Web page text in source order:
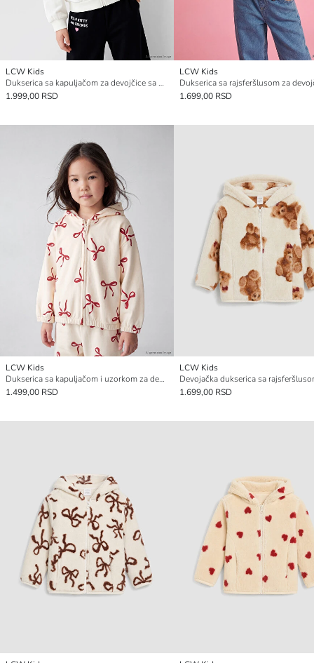
LCW Kids
Dukserica sa kapuljačom za devojčice sa Hello Kitty štampom
1.999,00 RSD
LCW Kids
1.699,00 RSD
LCW Kids
Dukserica sa kapuljačom i uzorkom za devojčice sa rajsferšlusom
1.499,00 RSD
LCW Kids
1.699,00 RSD